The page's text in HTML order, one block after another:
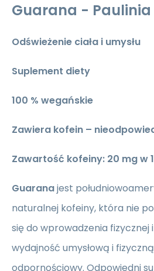
Guarana -
Odświeżenie ciała i umysłu
Suplement diety
100 % wegańskie
Zawiera kofein –
Zawartość kofeiny: 20 mg w
Guaranajest
naturalnej kofeiny, która nie
się do wprowadzenia
wydajność umysłową i
odpornościowy. Odpowiedni